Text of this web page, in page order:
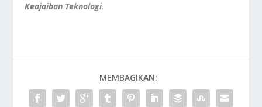
Keajaiban Teknologi.
MEMBAGIKAN: